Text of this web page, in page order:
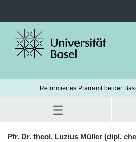
Reformiertes Pfarramt beider
nach:
home Luzius Müller, Unipfarrer
Pfr. Dr. theol. Luzius Müller (dipl.